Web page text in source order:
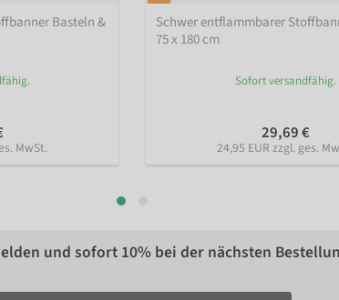
Basteln &
MwSt.
Schwer entflammbarer
75 x 180 cm
Sofort versandfähig.
29,69 €
24,95 EUR zzgl. ges.
und sofort10% bei der nächsten